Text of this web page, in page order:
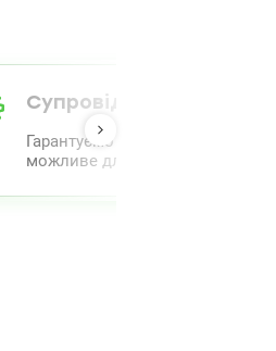
Супровід від А до Я
Гарантуємо повний комплекс
можливе для полегшення